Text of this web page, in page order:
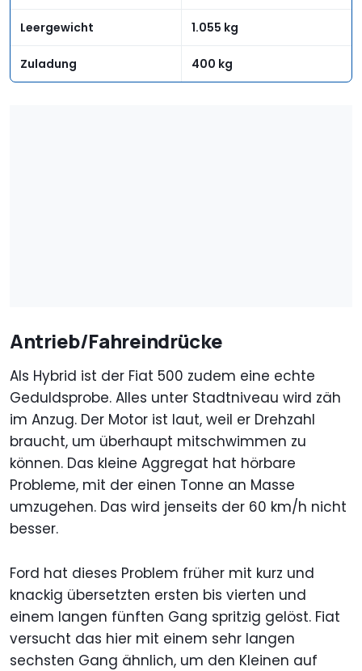
Leergewicht 1.055 kg
Zuladung 400 kg
Antrieb/Fahreindrücke
Als Hybrid ist der Fiat 500 zudem eine echte
Geduldsprobe. Alles unter Stadtniveau wird zäh
im Anzug. Der Motor ist laut, weil er Drehzahl
braucht, um überhaupt mitschwimmen zu
können. Das kleine Aggregat hat hörbare
Probleme, mit der einen Tonne an Masse
umzugehen. Das wird jenseits der 60 km/h nicht
besser.
Ford hat dieses Problem früher mit kurz und
knackig übersetzten ersten bis vierten und
einem langen fünften Gang spritzig gelöst. Fiat
versucht das hier mit einem sehr langen
sechsten Gang ähnlich, um den Kleinen auf